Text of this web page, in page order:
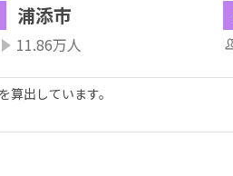
浦添市
11.86万人
出しています。